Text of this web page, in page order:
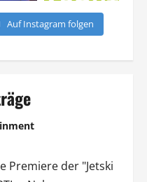
Auf Instagram folgen
Premiere der "Jetski